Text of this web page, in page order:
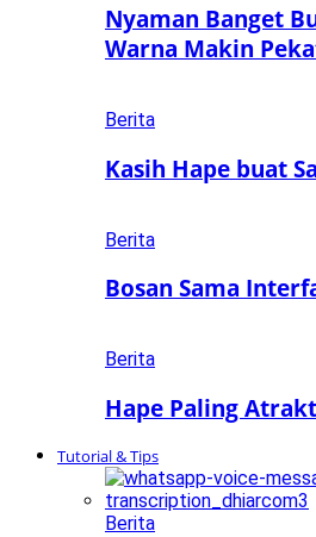
Nyaman Banget
Warna Makin
Berita
Kasih Hape buat
Berita
Bosan Sama
Berita
Hape Paling
Tutorial & Tips
Berita